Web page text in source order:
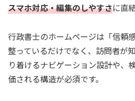
スマホ対応・編集のしやすさに直
行政書士のホームページは「信頼
整っているだけでなく、訪問者が
り着けるナビゲーション設計や、
価される構造が必須です。